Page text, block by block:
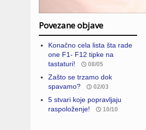
Povezane objave
Konačno cela lista šta rade
one F1- F12 tipke na
tastaturi!
08/05
Zašto se trzamo dok
spavamo?
02/03
5 stvari koje popravljaju
raspoloženje!
10/10